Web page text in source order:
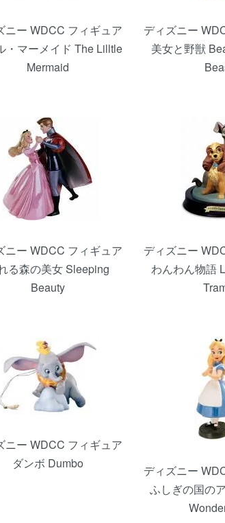
ニー WDCC フィギュア
・マーメイド The Lilltle
Mermaid
ディズニー
美女と野獣
ニー WDCC フィギュア
る森の美女 Sleeping
Beauty
ディズニー
わんわん物語
ニー WDCC フィギュア
ダンボ Dumbo
ディズニー
ふしぎの国の